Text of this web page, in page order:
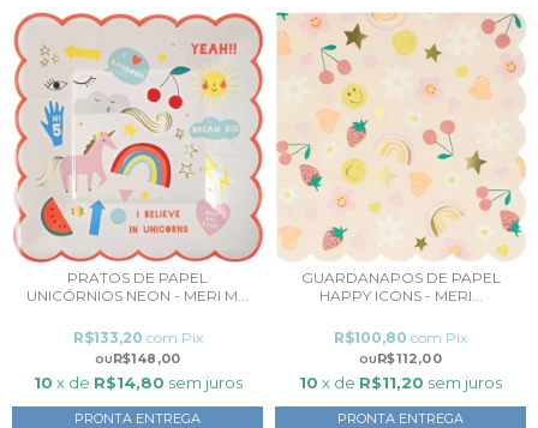
PRATOS DE PAPEL
UNICÓRNIOS NEON - MERI M...
R$148,00
R$133,20 com Pix
10 x de R$14,80 sem juros
PRONTA ENTREGA
GUARDANAPOS DE PAPEL
HAPPY ICONS - MERI...
R$112,00
R$100,80 com Pix
10 x de R$11,20 sem juros
PRONTA ENTREGA